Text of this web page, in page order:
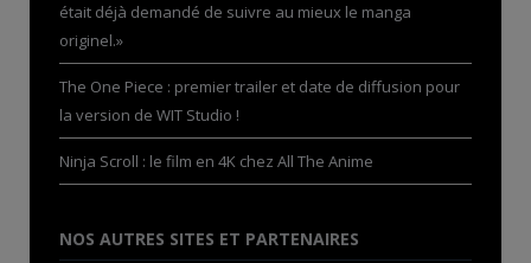
était déjà demandé de suivre au mieux le manga
originel.»
The One Piece : premier trailer et date de diffusion pour
la version de WIT Studio !
Ninja Scroll : le film en 4K chez All The Anime
NOS AUTRES SITES ET PARTENAIRES